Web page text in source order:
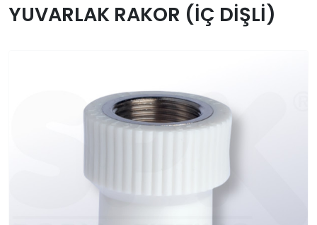
YUVARLAK RAKOR (İÇ DİŞLİ)